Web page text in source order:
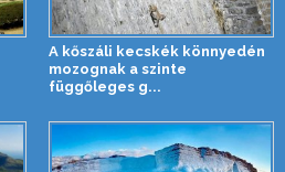
A kőszáli kecskék könnyedén
mozognak a szinte
függőleges g...